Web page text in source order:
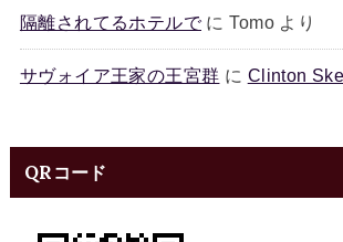
隔離されてるホテルでにTomoより
サヴォイア王家の王宮群 に Clinton
QRコード